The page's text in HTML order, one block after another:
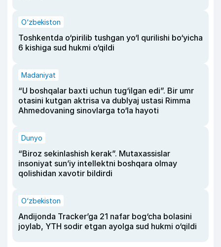
O‘zbekiston
Toshkentda o‘pirilib tushgan yo‘l qurilishi bo‘yicha
6 kishiga sud hukmi o‘qildi
Madaniyat
“U boshqalar baxti uchun tug‘ilgan edi”. Bir umr
otasini kutgan aktrisa va dublyaj ustasi Rimma
Ahmedovaning sinovlarga to‘la hayoti
Dunyo
“Biroz sekinlashish kerak”. Mutaxassislar
insoniyat sun’iy intellektni boshqara olmay
qolishidan xavotir bildirdi
O‘zbekiston
Andijonda Tracker’ga 21 nafar bog‘cha bolasini
joylab, YTH sodir etgan ayolga sud hukmi o‘qildi